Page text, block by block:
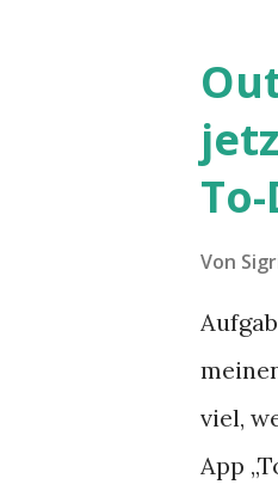
Von
viel,
App